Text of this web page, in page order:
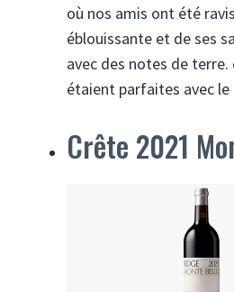
où nos amis ont été
éblouissante et de ses
avec des notes de terre.
étaient parfaites avec le
Crête 2021